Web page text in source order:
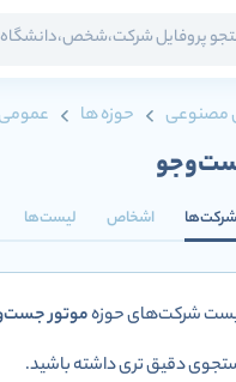
حوزه ها
شرکت‌ها اشخاص لیست‌ها
لیست شرکت‌های حوزهموتور
دقیق تری داشته باشید.